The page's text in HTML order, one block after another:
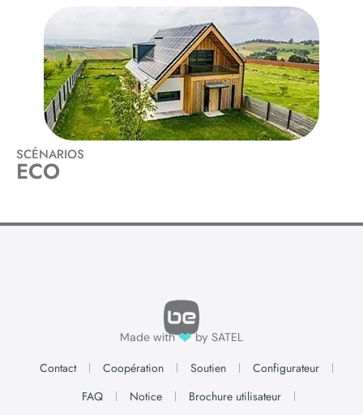
SCÉNARIOS
ECO
Made with❤by SATEL
Contact Coopération Soutien
Configurateur
FAQ
Notice
Brochure utilisateur